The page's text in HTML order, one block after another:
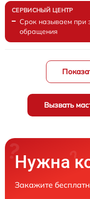
Срок называем при
обращения
Вызвать
Нужна
Закажите